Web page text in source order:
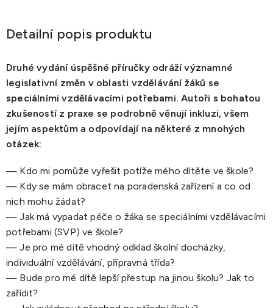
Detailní popis produktu
Druhé vydání úspěšné příručky odráží významné
legislativní změn v oblasti vzdělávání žáků se
speciálními vzdělávacími potřebami. Autoři s bohatou
zkušeností z praxe se podrobně věnují inkluzi, všem
jejím aspektům a odpovídají na některé z mnohých
otázek:
— Kdo mi pomůže vyřešit potíže mého dítěte ve škole?
— Kdy se mám obracet na poradenská zařízení a co od
nich mohu žádat?
— Jak má vypadat péče o žáka se speciálními vzdělávacími
potřebami (SVP) ve škole?
— Je pro mé dítě vhodný odklad školní docházky,
individuální vzdělávání, přípravná třída?
— Bude pro mé dítě lepší přestup na jinou školu? Jak to
zařídit?